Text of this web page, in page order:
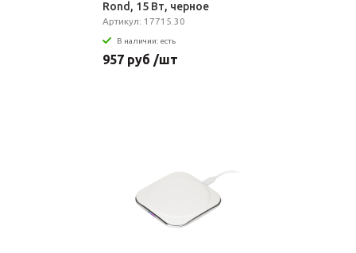
Rond, 15 Вт, черное
Артикул: 17715.30
В наличии: есть
957 руб /шт